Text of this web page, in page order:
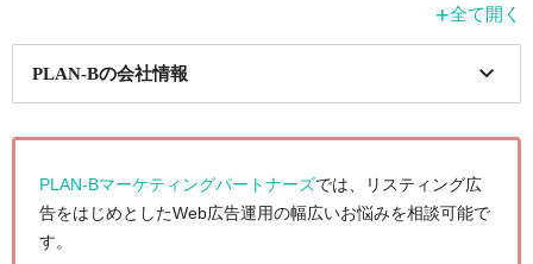
+全て開く
PLAN-Bの会社情報
会社名
株式会社PLAN-B
株式会社PLAN-Bマーケティングパートナーズ
本社所在地
PLAN-Bマーケティングパートナーズでは、リスティング広
告をはじめとしたWeb広告運用の幅広いお悩みを相談可能で
す。